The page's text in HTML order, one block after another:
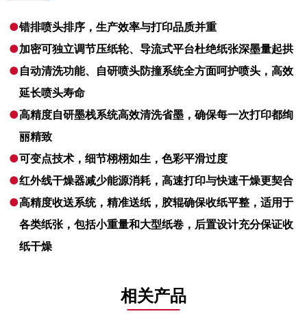
●错排喷头排序，生产效率与打印品质并重
●加密可独立调节压纸轮、导流式平台杜绝纸张深墨量起拱
●自动清洗功能、自研喷头防撞系统全方面呵护喷头，高效
延长喷头寿命
●高精度自研墨栈系统高效清洗省墨，确保每一次打印都绚
丽精致
●可变点技术，细节栩栩如生，色彩平滑过度
●红外线干燥器减少能源消耗，高速打印与快速干燥更契合
●高精度收送系统，精准送纸，胶辊确保收纸平整，适用于
各类纸张，包括小重量和大型纸卷，后置设计充分保证收
纸干燥
相关产品